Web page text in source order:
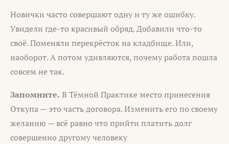
Новички часто совершают одну и ту же ошибку.
Увидели где-то красивый обряд. Добавили что-то
своё. Поменяли перекрёсток на кладбище. Или,
наоборот. А потом удивляются, почему работа пошла
совсем не так.
Запомните. В Тёмной Практике место принесения
Откупа — это часть договора. Изменить его по своему
желанию — всё равно что прийти платить долг
совершенно другому человеку